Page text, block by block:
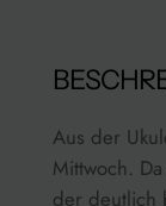
Aus der
Mittwoch.
der deutlich